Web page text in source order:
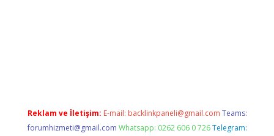
Reklam ve İletişim: E-mail: backlinkpaneli@gmail.com Teams:
forumhizmeti@gmail.com Whatsapp: 0262 606 0 726 Telegram: